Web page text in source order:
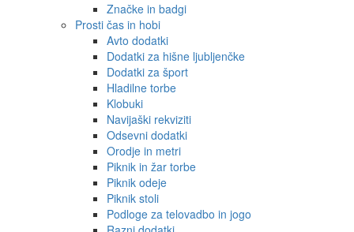
Značke in badgi
Prosti čas in hobi
Avto dodatki
Dodatki za hišne ljubljenčke
Dodatki za šport
Hladilne torbe
Klobuki
Navijaški rekviziti
Odsevni dodatki
Orodje in metri
Piknik in žar torbe
Piknik odeje
Piknik stoli
Podloge za telovadbo in jogo